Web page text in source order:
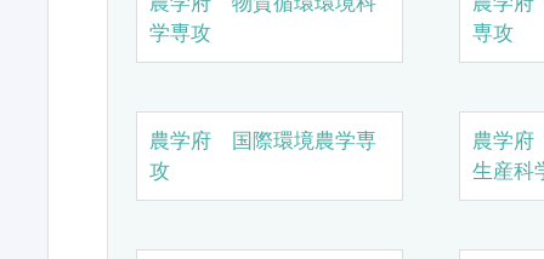
学専攻
専攻
農学府 国際環境農学専
攻
農学
生産科